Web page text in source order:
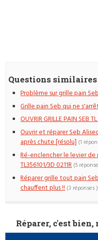
Questions similaires
Problème sur grille pain
Grille pain Seb qui ne
OUVRIR GRILLE PAIN SEB
Ouvrir et réparer Seb
après chute [résolu] (1
Ré-enclencher le levier de
TL356101/3D 0211R (5
Réparer grille tout pain
chauffent plus !! (3 réponses )
Réparer, c'est